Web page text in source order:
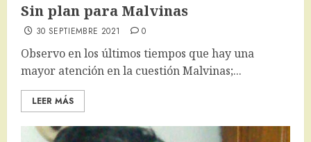
Sin plan para Malvinas
30 SEPTIEMBRE 2021 0
Observo en los últimos tiempos que hay una
mayor atención en la cuestión Malvinas;...
LEER MÁS